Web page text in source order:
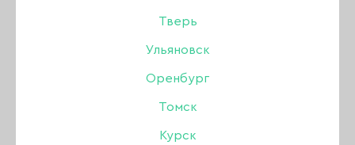
Тверь
Ульяновск
Оренбург
Томск
Курск